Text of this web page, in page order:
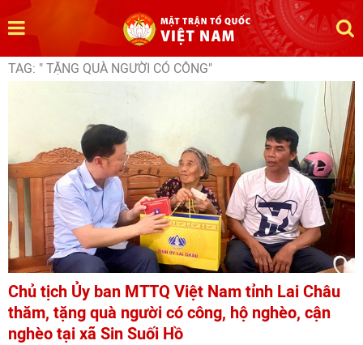
TAG: " TẶNG QUÀ NGƯỜI CÓ CÔNG"
Chủ tịch Ủy ban MTTQ Việt Nam tỉnh Lai Châu
thăm, tặng quà người có công, hộ nghèo, cận
nghèo tại xã Sin Suối Hồ